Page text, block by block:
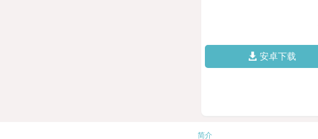
安卓下载
简介